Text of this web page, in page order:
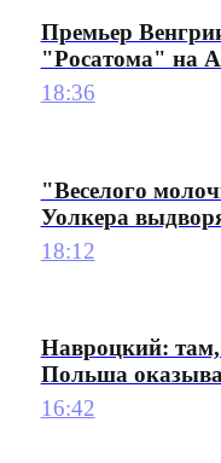
Премьер
"Росатома" на
18:36
"Веселого
Уолкера
18:12
Навроцкий: там,
Польша
16:42